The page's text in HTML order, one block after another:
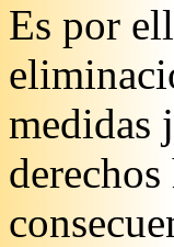
Es por
medidas